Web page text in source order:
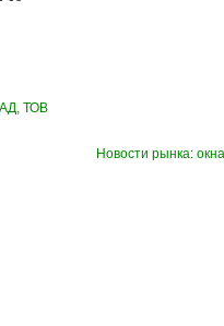
ТОВ
Новости рынка: